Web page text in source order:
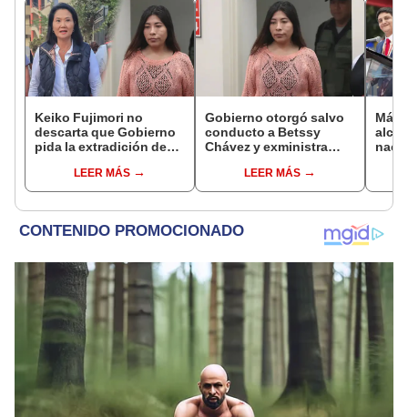
Keiko Fujimori no
descarta que Gobierno
pida la extradición de
dentro de nuestras
facultades"
LEER MÁS
Gobierno otorgó salvo
conducto a Betssy
Chávez y exministra
madrugadaLEER MÁS
Más